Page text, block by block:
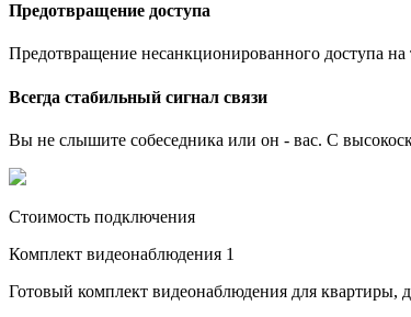
Предотвращение доступа
Предотвращение несанкционированного доступа
Всегда стабильный сигнал связи
Вы не слышите собеседника или он - вас. С
Стоимость подключения
Комплект видеонаблюдения 1
Готовый комплект видеонаблюдения для квартиры,